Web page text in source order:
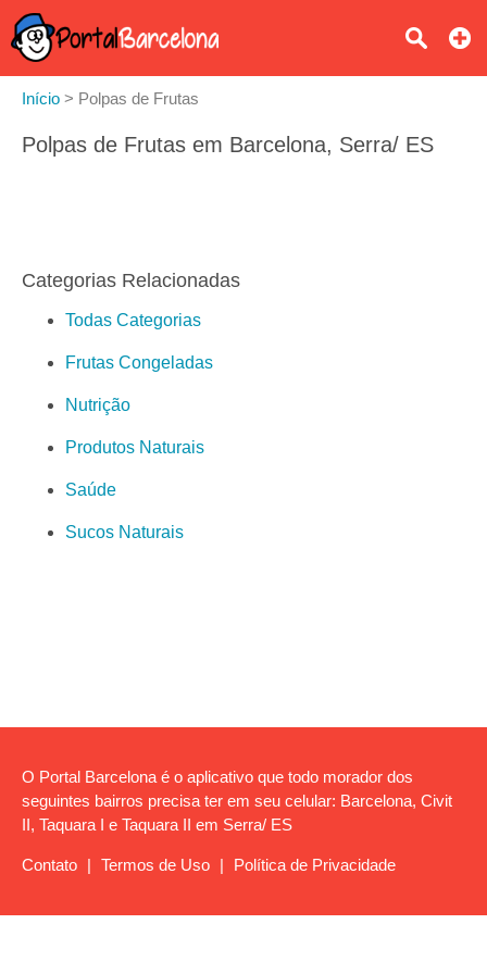
Início > Polpas de Frutas
Polpas de Frutas em Barcelona, Serra/ ES
Categorias Relacionadas
Todas Categorias
Frutas Congeladas
Nutrição
Produtos Naturais
Saúde
Sucos Naturais
O Portal Barcelona é o aplicativo que todo morador dos
seguintes bairros precisa ter em seu celular: Barcelona, Civit
II, Taquara I e Taquara II em Serra/ ES
Contato | Termos de Uso | Política de Privacidade